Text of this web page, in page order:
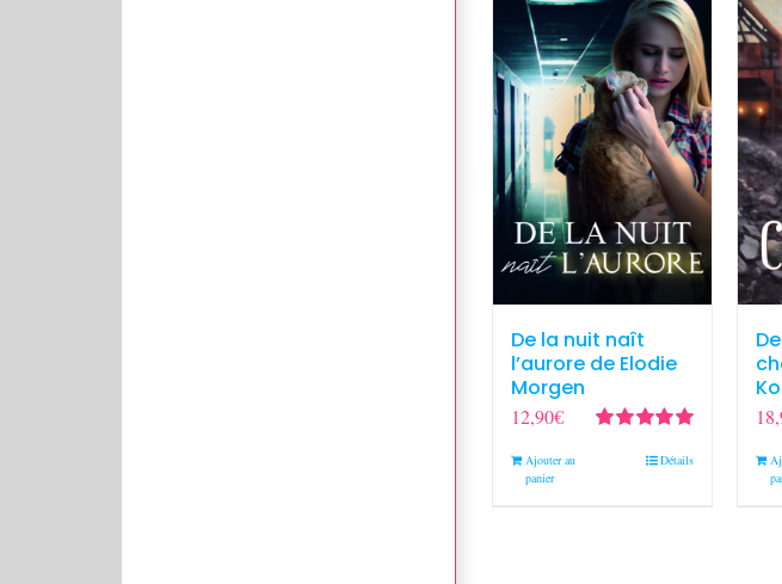
De la nuit naît
l’aurore de Elodie
Morgen
12,90€
Ajouter au
panier
Détails